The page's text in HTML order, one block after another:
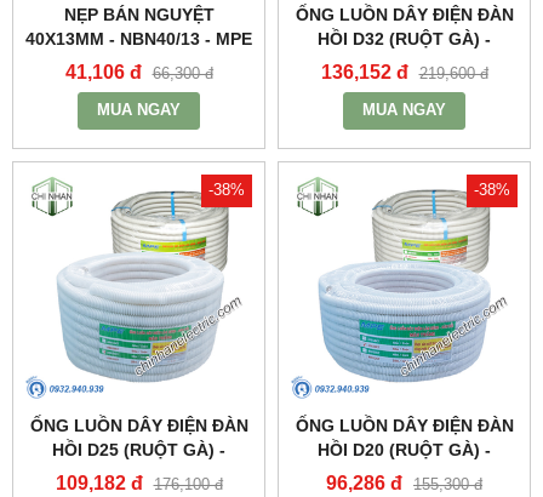
NẸP BÁN NGUYỆT
40X13MM - NBN40/13 - MPE
41,106 đ 66,300 đ
MUA NGAY
ỐNG LUỒN DÂY ĐIỆN ĐÀN
HỒI D32 (RUỘT GÀ) -
A9032CT - MPE
136,152 đ 219,600 đ
MUA NGAY
-38%
ỐNG LUỒN DÂY ĐIỆN ĐÀN
HỒI D25 (RUỘT GÀ) -
A9025CT - MPE
109,182 đ 176,100 đ
-38%
ỐNG LUỒN DÂY ĐIỆN ĐÀN
HỒI D20 (RUỘT GÀ) -
A9020CT - MPE
96,286 đ 155,300 đ